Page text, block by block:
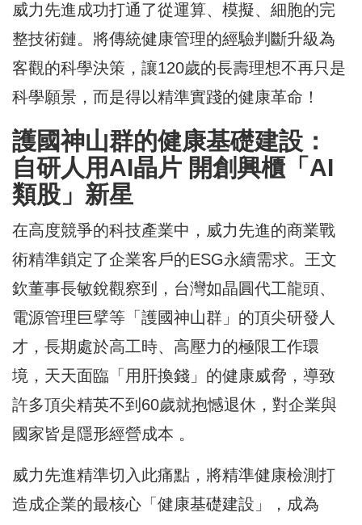
威力先進成功打通了從運算、模擬、細胞的完
整技術鏈。將傳統健康管理的經驗判斷升級為
客觀的科學決策，讓120歲的長壽理想不再只是
科學願景，而是得以精準實踐的健康革命！
護國神山群的健康基礎建設：
自研人用AI晶片 開創興櫃「AI
類股」新星
在高度競爭的科技產業中，威力先進的商業戰
術精準鎖定了企業客戶的ESG永續需求。王文
欽董事長敏銳觀察到，台灣如晶圓代工龍頭、
電源管理巨擘等「護國神山群」的頂尖研發人
才，長期處於高工時、高壓力的極限工作環
境，天天面臨「用肝換錢」的健康威脅，導致
許多頂尖精英不到60歲就抱憾退休，對企業與
國家皆是隱形經營成本 。
威力先進精準切入此痛點，將精準健康檢測打
造成企業的最核心「健康基礎建設」，成為